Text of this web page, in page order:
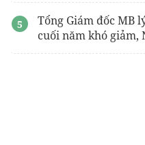
Tổng Giám đốc MB
cuối năm khó giảm,